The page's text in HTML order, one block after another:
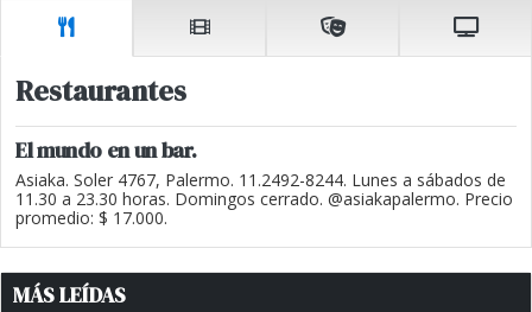
Restaurantes
El mundo en un bar.
Asiaka. Soler 4767, Palermo. 11.2492-8244. Lunes a sábados de
11.30 a 23.30 horas. Domingos cerrado. @asiakapalermo. Precio
promedio: $ 17.000.
MÁS LEÍDAS